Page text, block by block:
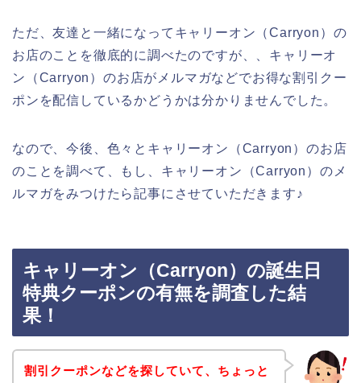
ただ、友達と一緒になってキャリーオン（Carryon）の
お店のことを徹底的に調べたのですが、、キャリーオ
ン（Carryon）のお店がメルマガなどでお得な割引クー
ポンを配信しているかどうかは分かりませんでした。
なので、今後、色々とキャリーオン（Carryon）のお店
のことを調べて、もし、キャリーオン（Carryon）のメ
ルマガをみつけたら記事にさせていただきます♪
キャリーオン（Carryon）の誕生日
特典クーポンの有無を調査した結
果！
割引クーポンなどを探していて、ちょっと